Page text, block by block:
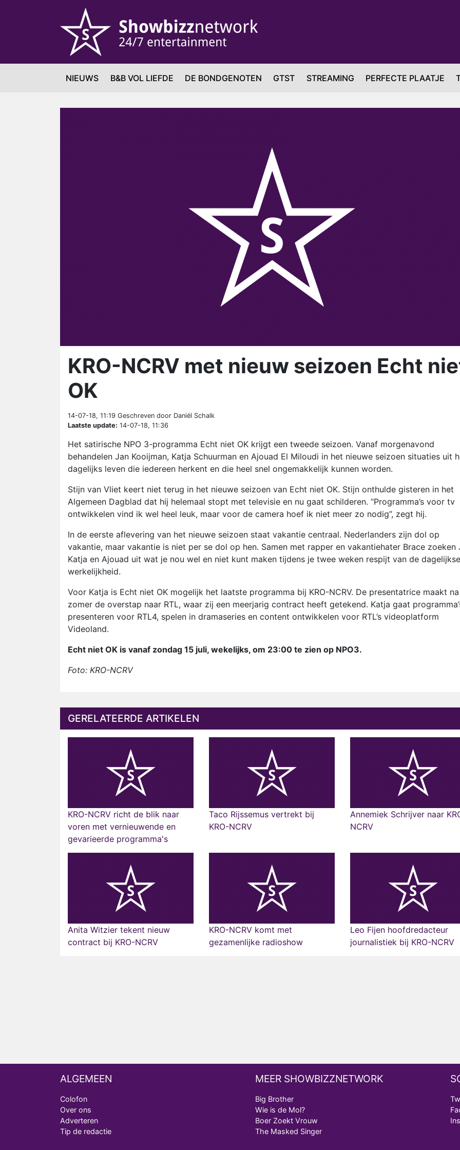
NIEUWS B&B VOL LIEFDE DE BONDGENOTEN GTST STREAMING PERFECTE PLAATJE
KRO-NCRV met nieuw seizoen Echt
OK
14-07-18, 11:19 Geschreven door Daniël Schalk
Laatste update: 14-07-18, 11:36
Het satirische NPO 3-programma Echt niet OK krijgt een tweede seizoen. Vanaf morgenavond
behandelen Jan Kooijman, Katja Schuurman en Ajouad El Miloudi in het nieuwe seizoen situaties uit
dagelijks leven die iedereen herkent en die heel snel ongemakkelijk kunnen worden.
Stijn van Vliet keert niet terug in het nieuwe seizoen van Echt niet OK. Stijn onthulde gisteren in het
Algemeen Dagblad dat hij helemaal stopt met televisie en nu gaat schilderen. “Programma’s voor tv
ontwikkelen vind ik wel heel leuk, maar voor de camera hoef ik niet meer zo nodig”, zegt hij.
In de eerste aflevering van het nieuwe seizoen staat vakantie centraal. Nederlanders zijn dol op
vakantie, maar vakantie is niet per se dol op hen. Samen met rapper en vakantiehater Brace zoeken
Katja en Ajouad uit wat je nou wel en niet kunt maken tijdens je twee weken respijt van de dagelijkse
werkelijkheid.
Voor Katja is Echt niet OK mogelijk het laatste programma bij KRO-NCRV. De presentatrice maakt
zomer de overstap naar RTL, waar zij een meerjarig contract heeft getekend. Katja gaat
presenteren voor RTL4, spelen in dramaseries en content ontwikkelen voor RTL’s videoplatform
Videoland.
Echt niet OK is vanaf zondag 15 juli, wekelijks, om 23:00 te zien op NPO3.
Foto: KRO-NCRV
GERELATEERDE ARTIKELEN
KRO-NCRV richt de blik naar
voren met vernieuwende en
gevarieerde programma's
Taco Rijssemus vertrekt bij
KRO-NCRV
Annemiek Schrijver naar
NCRV
Anita Witzier tekent nieuw
contract bij KRO-NCRV
KRO-NCRV komt met
gezamenlijke radioshow
Leo Fijen hoofdredacteur
journalistiek bij KRO-NCRV
ALGEMEEN
Colofon
Over ons
Adverteren
Tip de redactie
MEER SHOWBIZZNETWORK
Big Brother
Wie is de Mol?
Boer Zoekt Vrouw
The Masked Singer